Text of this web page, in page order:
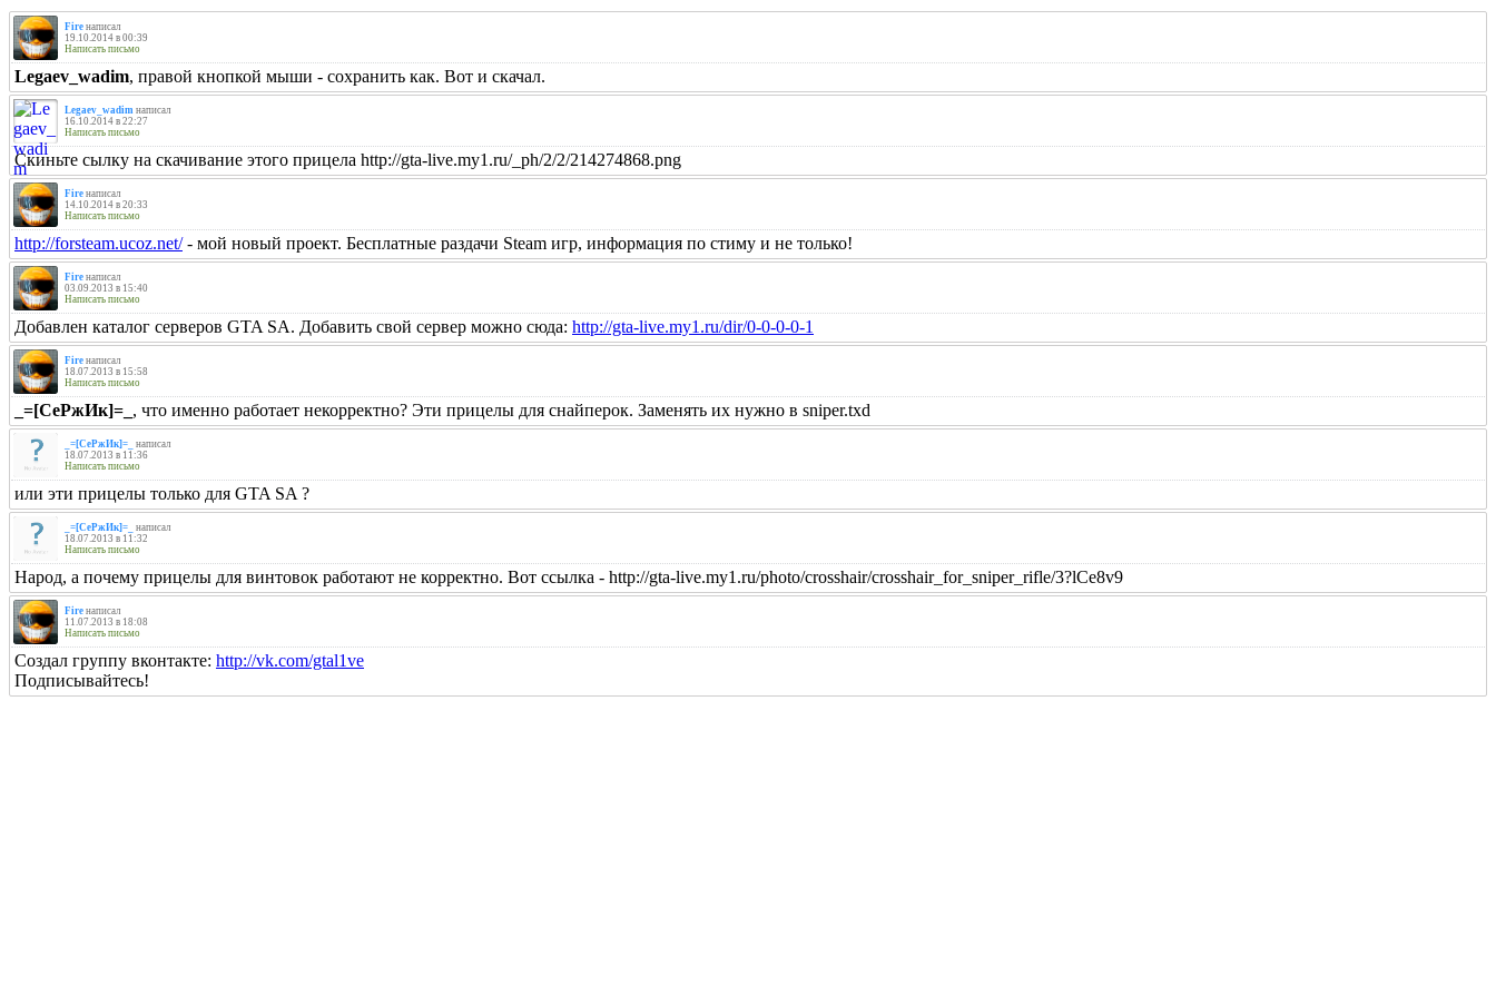
Fire написал
19.10.2014 в 00:39
Написать письмо
Legaev_wadim, правой кнопкой мыши - сохранить как. Вот и скачал.
Legaev_wadim написал
16.10.2014 в 22:27
Написать письмо
Cкиньте сылку на скачивание этого прицела http://gta-live.my1.ru/_ph/2/2/214274868.png
Fire написал
14.10.2014 в 20:33
Написать письмо
http://forsteam.ucoz.net/- мой новый проект. Бесплатные раздачи Steam игр, информация по стиму и не только!
Fire написал
03.09.2013 в 15:40
Написать письмо
Добавлен каталог серверов GTA SA. Добавить свой сервер можно сюда: http://gta-live.my1.ru/dir/0-0-0-0-1
Fire написал
18.07.2013 в 15:58
Написать письмо
_=[СеРжИк]=_ , что именно работает некорректно? Эти прицелы для снайперок. Заменять их нужно в sniper.txd
_=[СеРжИк]=_
написал
18.07.2013 в 11:36
Написать письмо
или эти прицелы только для GTA SA ?
_=[СеРжИк]=_
написал
18.07.2013 в 11:32
Написать письмо
Народ, а почему прицелы для винтовок работают не корректно. Вот ссылка - http://gta-live.my1.ru/photo/crosshair/crosshair_for_sniper_rifle/3?lCe8v9
Fire написал
11.07.2013 в 18:08
Написать письмо
Создал группу вконтакте: http://vk.com/gtal1ve
Подписывайтесь!